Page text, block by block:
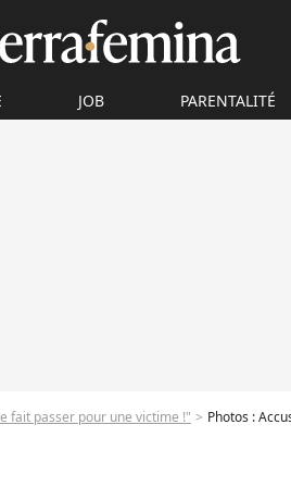
JOB PARENTALITÉ
fait passer pour une victime !" Photos :